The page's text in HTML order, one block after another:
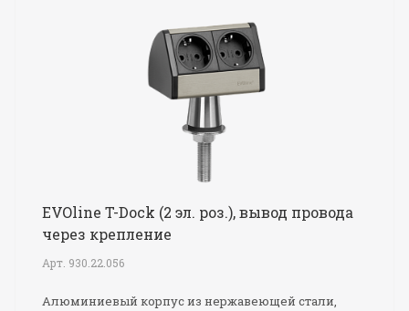
EVOline T-Dock (2 эл. роз.), вывод провода
через крепление
Арт. 930.22.056
Алюминиевый корпус из нержавеющей стали,